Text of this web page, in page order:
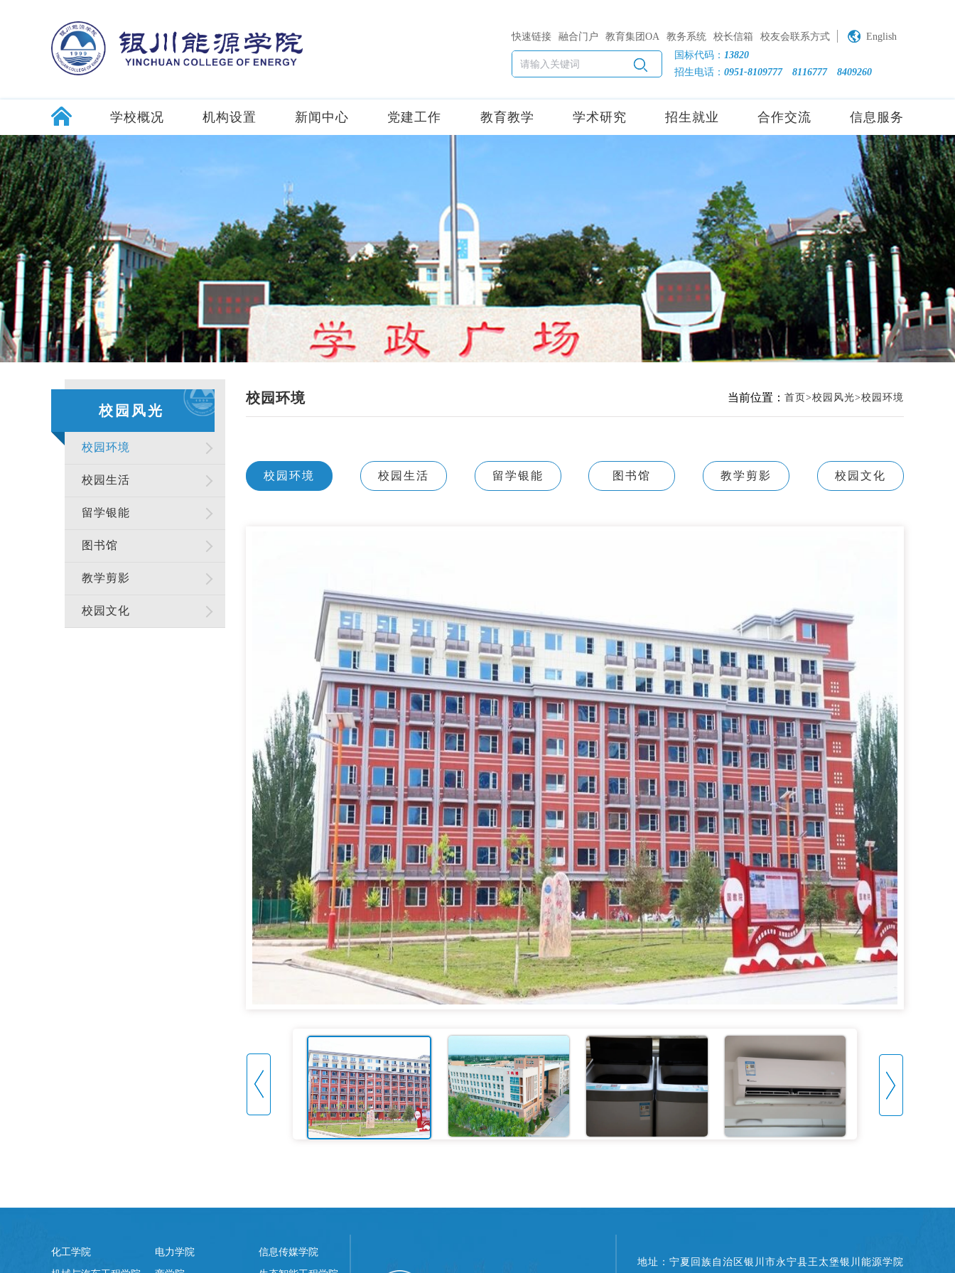
快速链接 融合门户 教育集团OA 教务系统 校长信箱 校友会联系方式
English
国标代码： 13820
招生电话： 0951-8109777 8116777 8409260
学校概况 机构设置 新闻中心 党建工作 教育教学 学术研究 招生就业 合作交流 信息服务
校园风光
校园环境
校园生活
留学银能
图书馆
教学剪影
校园文化
校园环境 当前位置： 首页 校园风光 校园环境
校园环境 校园生活 留学银能 图书馆 教学剪影 校园文化
化工学院 电力学院 信息传媒学院
地址：宁夏回族自治区银川市永宁县王太堡银川能源学院